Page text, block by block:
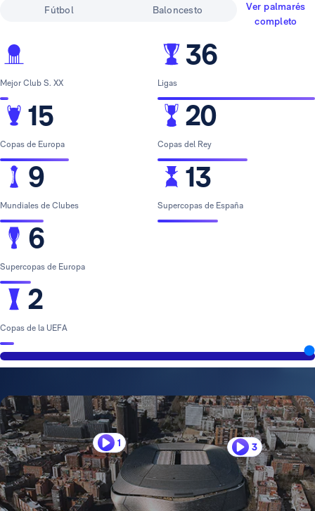
Fútbol Baloncesto
Ver palmarés
completo
Mejor Club S. XX
15
Copas de Europa
9
Mundiales de Clubes
6
Supercopas de Europa
2
Copas de la UEFA
36
Ligas
20
Copas del Rey
13
Supercopas de España
1 3